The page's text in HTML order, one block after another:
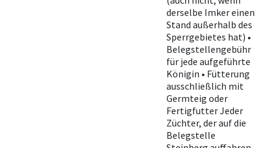
derselbe Imker einen
Stand außerhalb des
Sperrgebietes hat) •
Belegstellengebühr
für jede aufgeführte
Königin • Fütterung
ausschließlich mit
Germteig oder
Fertigfutter Jeder
Züchter, der auf die
Belegstelle